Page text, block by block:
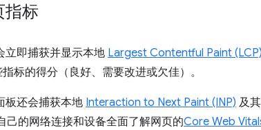
指标
立即捕获并显示本地 Largest Contentful Paint
标的得分（良好、需要改进或欠佳）。
板还会捕获本地 Interaction to Next Paint (INP) 及
己的网络连接和设备全面了解网页的Core Web